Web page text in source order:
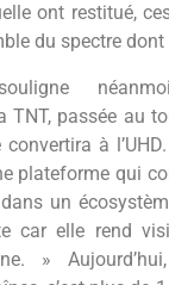
ont restitué,
du spectre
TNT, passée au
à
plateforme qui
un
car elle rend
»